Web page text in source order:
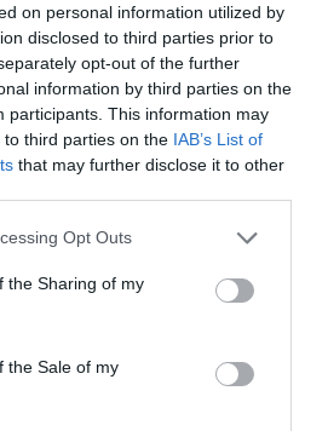
on personal information utilized by
disclosed to third parties prior to
opt-out of the further
information by third parties on the
participants. This information may
third parties on the IAB’s List of
that may further disclose it to other
app uses one or more Google
usage behaviour. You may click to
Google and its third-party tags to
specified purposes in below Google
Opt Outs
the Sharing of my
the Sale of my
VIDCASTS
«ΔΕΝ ΗΘΕΛΑ ΝΑ ΑΦΗΣΩ ΣΤΟΝ
ΜΙΑ ΚΑΥΤΗ ΠΑΤΑΤΑ»
Ο κυβερνητικός εκπρόσωπος,
Παύλος Μαρινάκης, ανοίγει τα
χαρτιά του στις «Τυπολογίες»
τις μεγάλες τομές στον χώρο
Σε μια εφ’ όλης της ύλης
Κουφόπουλο, αναλύει
για τις περιφερειακές και